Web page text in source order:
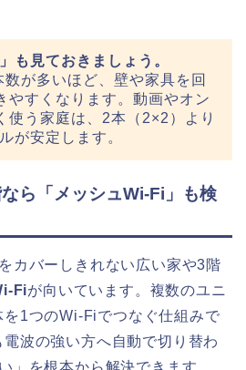
も見ておきましょう。
数が多いほど、壁や家具を回
やすくなります。動画やオン
使う家庭は、2本（2×2）より
が安定します。
ら「メッシュWi-Fi」も検
カバーしきれない広い家や3階
Fiが向いています。複数のユニ
を1つのWi-Fiでつなぐ仕組みで
波の強い方へ自動で切り替わ
」を根本から解決できます。